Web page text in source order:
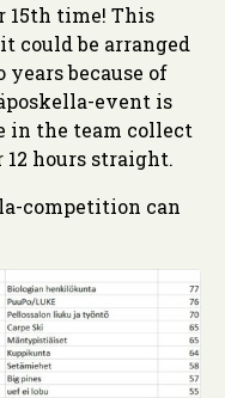
15th time! This
could be arranged
because of
event is
in the team collect
12 hours straight.
competition can